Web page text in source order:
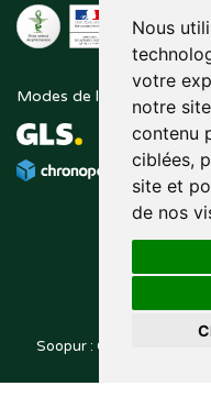
Nous
votre
notre
contenu
ciblées,
site et
de nos
Modes de livraison
Soopur : Cosmétiques,